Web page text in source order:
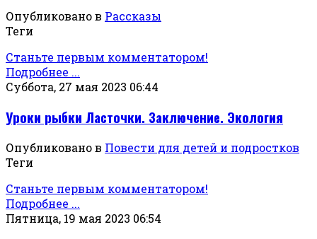
Опубликовано в Рассказы
Теги
Станьте первым комментатором!
Подробнее ...
Суббота, 27 мая 2023 06:44
Уроки рыбки Ласточки. Заключение. Экология
Опубликовано в Повести для детей и подростков
Теги
Станьте первым комментатором!
Подробнее ...
Пятница, 19 мая 2023 06:54